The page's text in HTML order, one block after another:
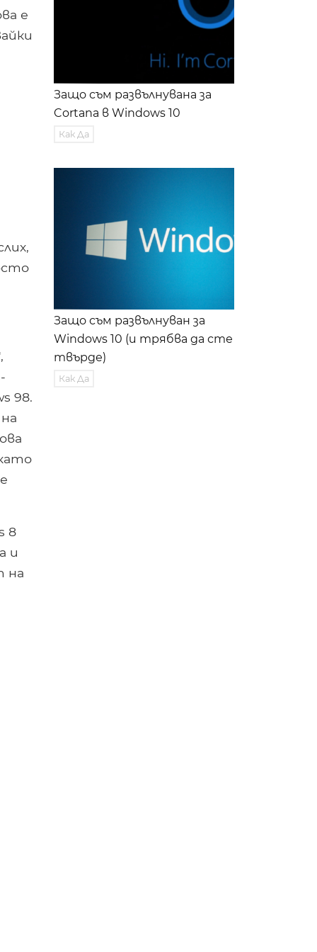
е
98.
8
и
на
Защо съм развълнувана за
Cortana в Windows 10
Как Да
Защо съм развълнуван за
Windows 10 (и трябва да сте
твърде)
Как Да